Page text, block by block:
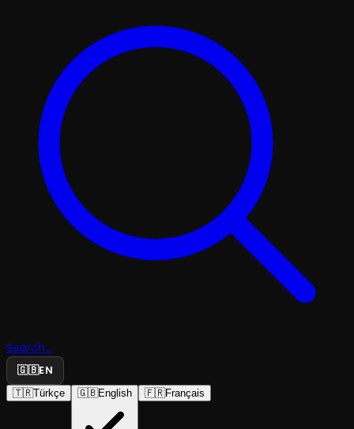
Search...
🇬🇧EN
🇹🇷Türkçe 🇬🇧English 🇫🇷Français